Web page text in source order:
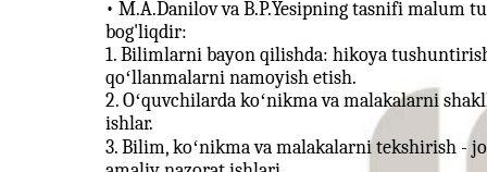
• M.A.Danilov va B.P.Yesipning tasnifi malum
bog'liqdir:
1. Bilimlarni bayon qilishda: hikoya
qoʻllanmalarni namoyish etish.
2. Oʻquvchilarda koʻnikma va malakalarni
ishlar.
3. Bilim, koʻnikma va malakalarni tekshirish -